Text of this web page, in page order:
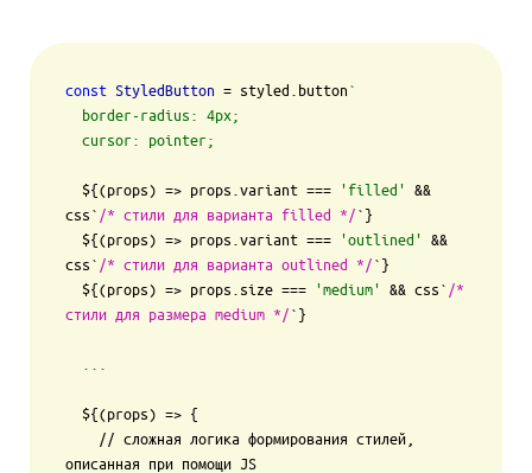
const StyledButton = styled. button `
${(props) => props.variant === 'filled'
&&
css` /* стили для варианта filled */ ` }
${(props) => props.variant ===
'outlined'
&&
css` /* стили для варианта outlined */ ` }
${(props) => props.size ===
'medium' && css` /*
стили для размера medium */ ` }
${(props) => {
описанная при помощи JS